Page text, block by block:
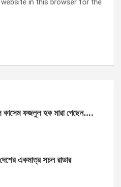
website in this browser for the
ফজলুল হক মারা গেছেন….
একমাত্র সচল রাডার